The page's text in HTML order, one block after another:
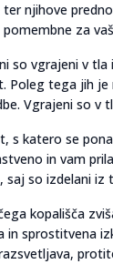
njihove
za
so vgrajeni v tla
Poleg tega jih
Vgrajeni so v
s katero se
in vam
so izdelani iz
kopališča
in sprostitvena